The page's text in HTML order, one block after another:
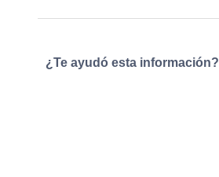
¿Te ayudó esta información?